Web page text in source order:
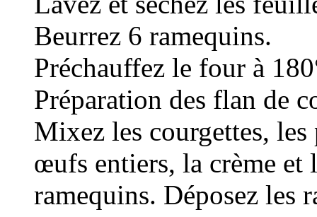
Beurrez 6 ramequins.
Préchauffez le four à
Préparation des flan de
Mixez les courgettes, les
œufs entiers, la crème et
ramequins. Déposez les